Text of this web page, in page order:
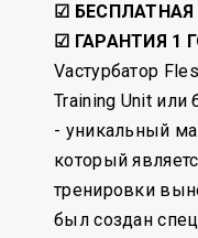
☑
☑ ГАРАНТИЯ 1
Vастурбатор
Training Unit или
- уникальный
который
тренировки
был создан